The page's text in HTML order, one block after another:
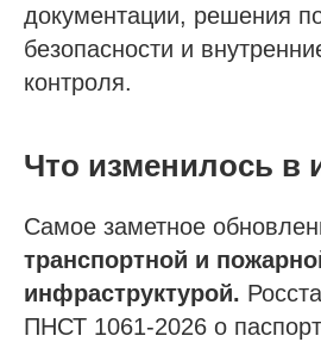
документации, решения
безопасности и
контроля.
Что изменилось в
Самое заметное
транспортной и
инфраструктурой.
ПНСТ 1061-2026 о